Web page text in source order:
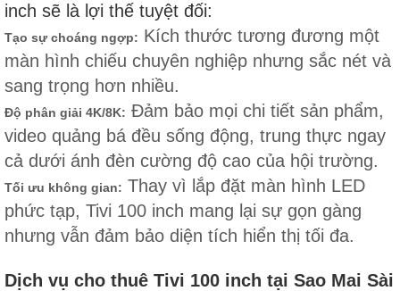
inch sẽ là lợi thế tuyệt đối:
Tạo sự choáng ngợp: Kích thước tương đương một
màn hình chiếu chuyên nghiệp nhưng sắc nét và
sang trọng hơn nhiều.
Độ phân giải 4K/8K: Đảm bảo mọi chi tiết sản phẩm,
video quảng bá đều sống động, trung thực ngay
cả dưới ánh đèn cường độ cao của hội trường.
Tối ưu không gian: Thay vì lắp đặt màn hình LED
phức tạp, Tivi 100 inch mang lại sự gọn gàng
nhưng vẫn đảm bảo diện tích hiển thị tối đa.
Dịch vụ cho thuê Tivi 100 inch tại Sao Mai Sài